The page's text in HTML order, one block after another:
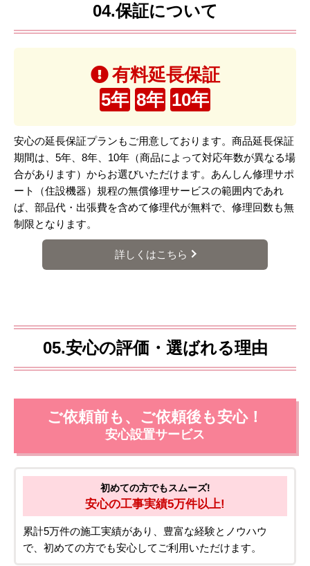
04.保証について
有料延長保証
5年 8年 10年
安心の延長保証プランもご用意しております。商品延長保証
期間は、5年、8年、10年（商品によって対応年数が異なる場
合があります）からお選びいただけます。あんしん修理サポ
ート（住設機器）規程の無償修理サービスの範囲内であれ
ば、部品代・出張費を含めて修理代が無料で、修理回数も無
制限となります。
詳しくはこちら
05.安心の評価・選ばれる理由
ご依頼前も、ご依頼後も安心！
安心設置サービス
初めての方でもスムーズ!
安心の工事実績5万件以上!
累計5万件の施工実績があり、豊富な経験とノウハウ
で、初めての方でも安心してご利用いただけます。